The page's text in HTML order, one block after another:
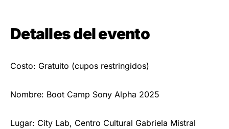
Detalles del evento
Costo: Gratuito (cupos restringidos)
Nombre: Boot Camp Sony Alpha 2025
Lugar: City Lab, Centro Cultural Gabriela Mistral